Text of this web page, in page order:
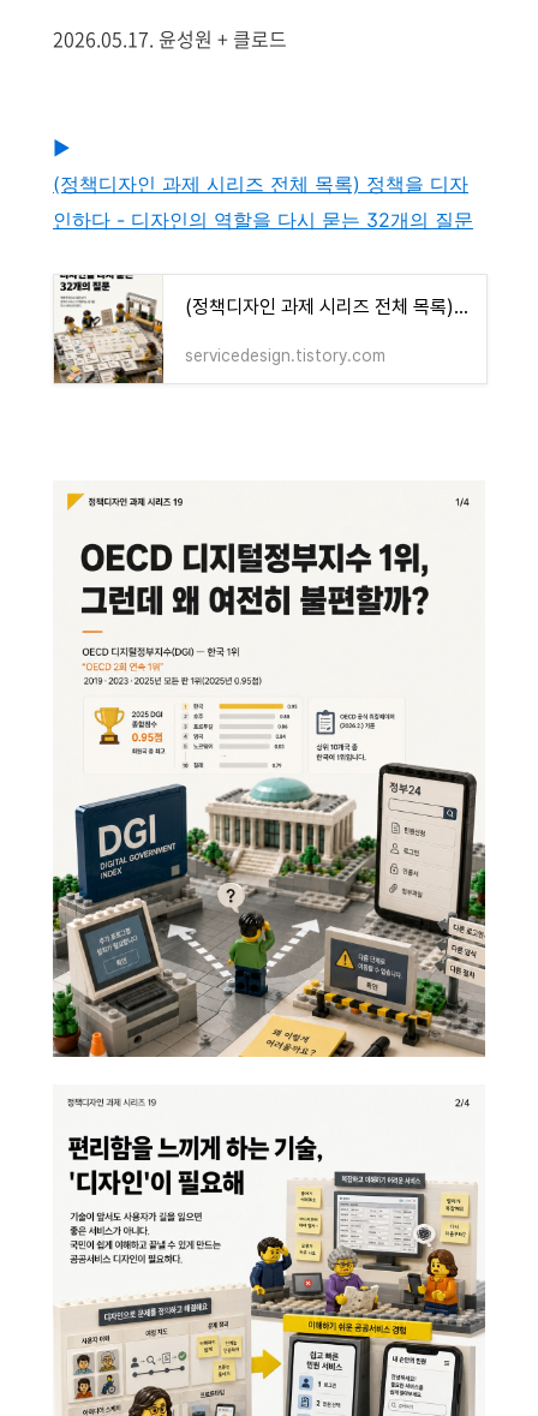
2026.05.17. 윤성원 + 클로드
▶
(정책디자인 과제 시리즈 전체 목록) 정책을 디자
인하다 - 디자인의 역할을 다시 묻는 32개의 질문
(정책디자인 과제 시리즈 전체 목록) 정책을 디자인하다 - 디자인의 역할을 다시 묻는 32개의 질
servicedesign.tistory.com